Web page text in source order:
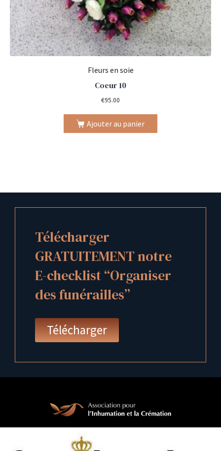
Fleurs en soie
Coeur 10
€95.00
Ajouter au panier
Télécharger
GRATUITEMENT notre
E-checklist “Organiser
des funérailles”
Télécharger